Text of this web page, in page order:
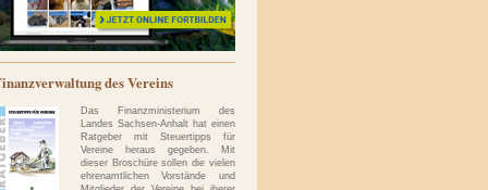
des Vereins
Das Finanzministerium des
Landes Sachsen-Anhalt hat einen
Ratgeber mit Steuertipps für
Vereine heraus gegeben. Mit
dieser Broschüre sollen die vielen
ehrenamtlichen Vorstände und